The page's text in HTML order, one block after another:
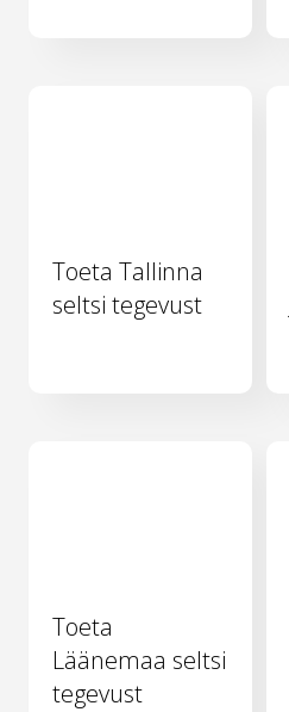
Toeta Tallinna
seltsi tegevust
Toeta
Läänemaa seltsi
tegevust